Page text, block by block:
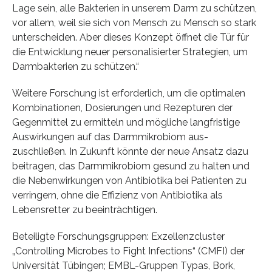
Lage sein, alle Bakterien in unserem Darm zu schützen,
vor allem, weil sie sich von Mensch zu Mensch so stark
unterscheiden. Aber dieses Konzept öffnet die Tür für
die Entwicklung neuer personalisierter Strategien, um
Darmbakterien zu schützen.“
Weitere Forschung ist erforderlich, um die optimalen
Kombinationen, Dosierungen und Rezepturen der
Gegenmittel zu ermitteln und mögliche langfristige
Auswirkungen auf das Darmmikrobiom aus-
zuschließen. In Zukunft könnte der neue Ansatz dazu
beitragen, das Darmmikrobiom gesund zu halten und
die Nebenwirkungen von Antibiotika bei Patienten zu
verringern, ohne die Effizienz von Antibiotika als
Lebensretter zu beeinträchtigen.
Beteiligte Forschungsgruppen: Exzellenzcluster
„Controlling Microbes to Fight Infections“ (CMFI) der
Universität Tübingen; EMBL-Gruppen Typas, Bork,